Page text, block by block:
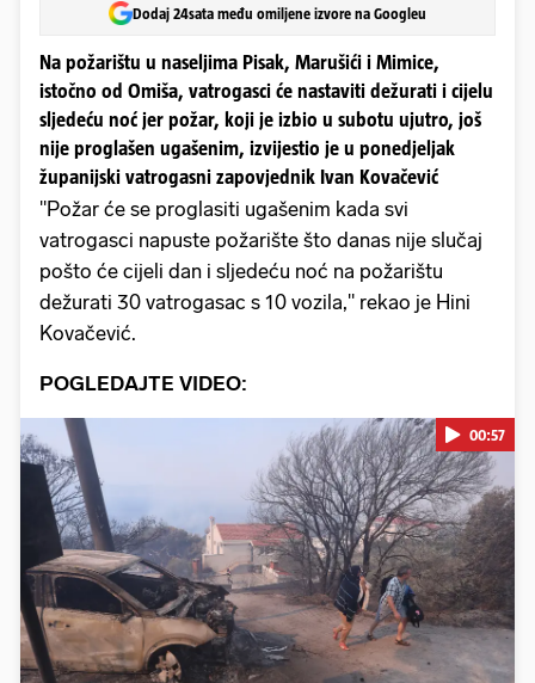
Dodaj 24sata među omiljene izvore na Googleu
Na požarištu u naseljima Pisak, Marušići i Mimice,
istočno od Omiša, vatrogasci će nastaviti dežurati i cijelu
sljedeću noć jer požar, koji je izbio u subotu ujutro, još
nije proglašen ugašenim, izvijestio je u ponedjeljak
županijski vatrogasni zapovjednik Ivan Kovačević
"Požar će se proglasiti ugašenim kada svi
vatrogasci napuste požarište što danas nije slučaj
pošto će cijeli dan i sljedeću noć na požarištu
dežurati 30 vatrogasac s 10 vozila," rekao je Hini
Kovačević.
POGLEDAJTE VIDEO:
Pokretanje videa...
00:57